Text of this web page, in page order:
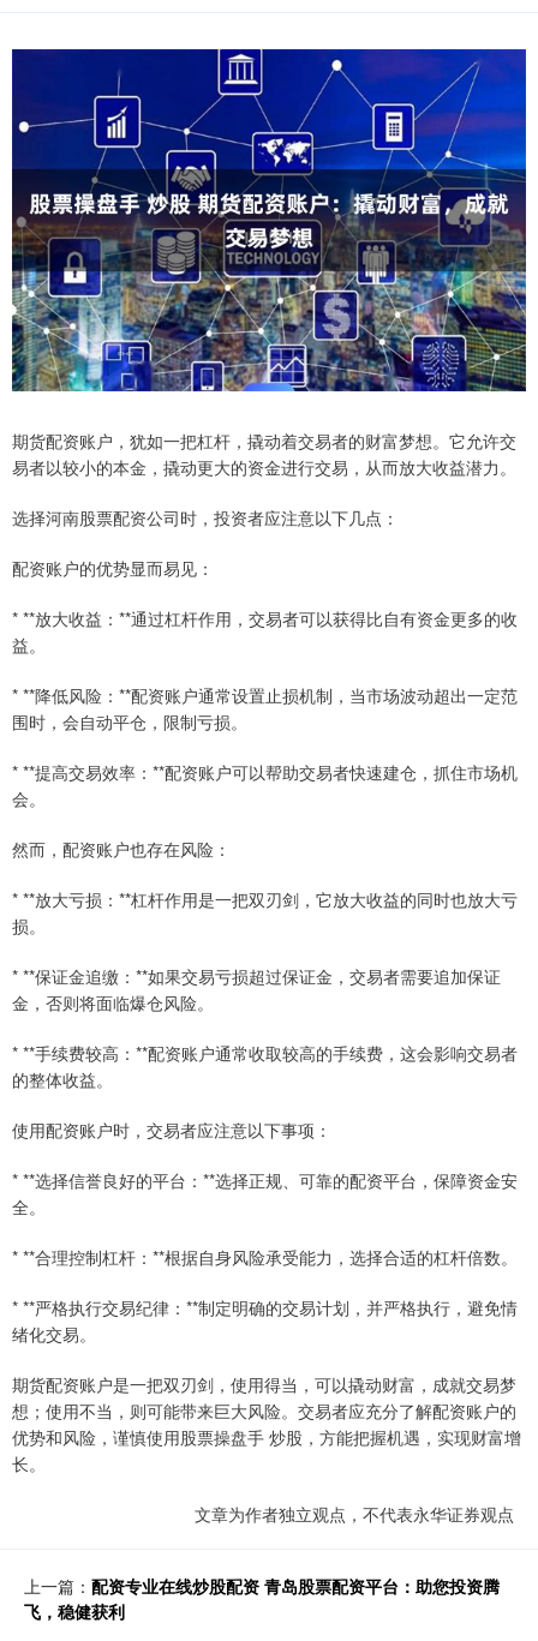
期货配资账户，犹如一把杠杆，撬动着交易者的财富梦想。它允许交
易者以较小的本金，撬动更大的资金进行交易，从而放大收益潜力。
选择河南股票配资公司时，投资者应注意以下几点：
配资账户的优势显而易见：
* **放大收益：**通过杠杆作用，交易者可以获得比自有资金更多的收
益。
* **降低风险：**配资账户通常设置止损机制，当市场波动超出一定范
围时，会自动平仓，限制亏损。
* **提高交易效率：**配资账户可以帮助交易者快速建仓，抓住市场机
会。
然而，配资账户也存在风险：
* **放大亏损：**杠杆作用是一把双刃剑，它放大收益的同时也放大亏
损。
* **保证金追缴：**如果交易亏损超过保证金，交易者需要追加保证
金，否则将面临爆仓风险。
* **手续费较高：**配资账户通常收取较高的手续费，这会影响交易者
的整体收益。
使用配资账户时，交易者应注意以下事项：
* **选择信誉良好的平台：**选择正规、可靠的配资平台，保障资金安
全。
* **合理控制杠杆：**根据自身风险承受能力，选择合适的杠杆倍数。
* **严格执行交易纪律：**制定明确的交易计划，并严格执行，避免情
绪化交易。
期货配资账户是一把双刃剑，使用得当，可以撬动财富，成就交易梦
想；使用不当，则可能带来巨大风险。交易者应充分了解配资账户的
优势和风险，谨慎使用股票操盘手 炒股，方能把握机遇，实现财富增
长。
文章为作者独立观点，不代表永华证券观点
上一篇： 配资专业在线炒股配资 青岛股票配资平台：助您投资腾
飞，稳健获利